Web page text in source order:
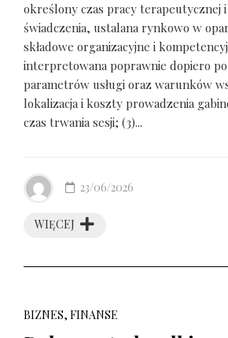
określony czas pracy terapeutycznej
świadczenia, ustalana rynkowo w
składowe organizacyjne i
interpretowana poprawnie dopiero
parametrów usługi oraz warunków
lokalizacja i koszty prowadzenia
czas trwania sesji; (3)...
WIĘCEJ
23/06/2026
BIZNES, FINANSE